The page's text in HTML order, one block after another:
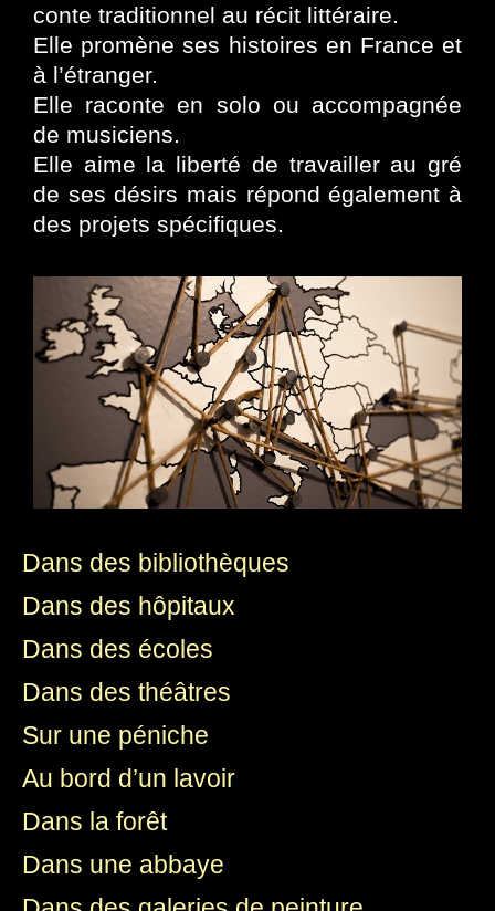
conte traditionnel au récit littéraire.
Elle promène ses histoires en France et
à l’étranger.
Elle raconte en solo ou accompagnée
de musiciens.
Elle aime la liberté de travailler au gré
de ses désirs mais répond également à
des projets spécifiques.
Dans des bibliothèques
Dans des hôpitaux
Dans des écoles
Dans des théâtres
Sur une péniche
Au bord d’un lavoir
Dans la forêt
Dans une abbaye